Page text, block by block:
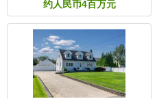
约人民币4百万元